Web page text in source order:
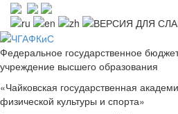
Федеральное государственное
учреждение высшего образования
«Чайковская государственная
физической культуры и спорта»